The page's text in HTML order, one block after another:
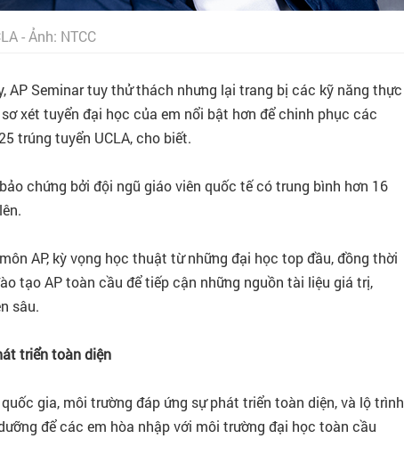
- Ảnh: NTCC
AP Seminar tuy thử thách nhưng lại trang bị các kỹ năng thực
xét tuyển đại học của em nổi bật hơn để chinh phục các
trúng tuyển UCLA, cho biết.
chứng bởi đội ngũ giáo viên quốc tế có trung bình hơn 16
AP, kỳ vọng học thuật từ những đại học top đầu, đồng thời
tạo AP toàn cầu để tiếp cận những nguồn tài liệu giá trị,
sâu.
triển toàn diện
gia, môi trường đáp ứng sự phát triển toàn diện, và lộ trình
để các em hòa nhập với môi trường đại học toàn cầu